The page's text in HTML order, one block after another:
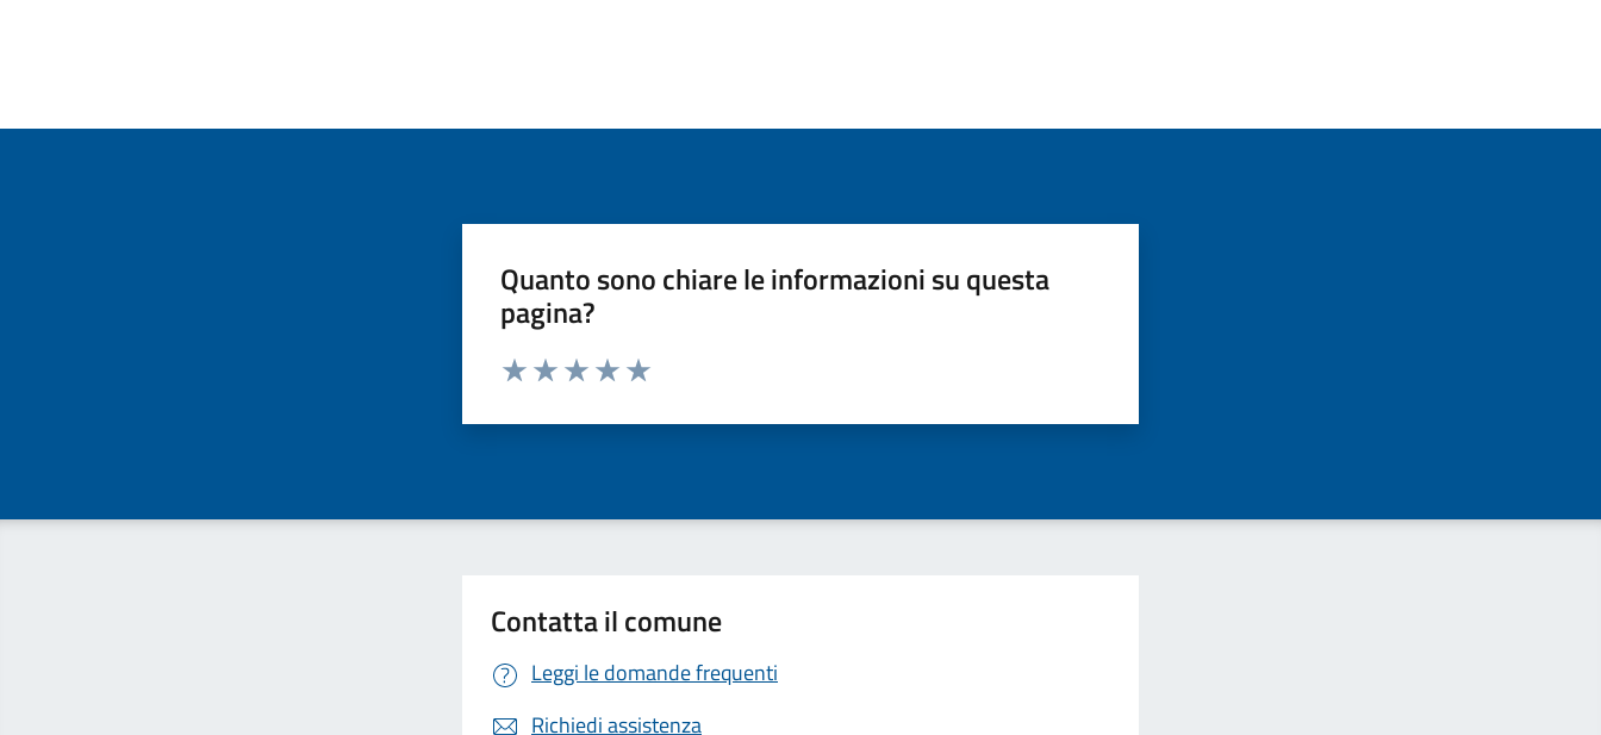
Quanto sono chiare le informazioni su questa
pagina?
Valuta da 1 a 5 stelle la pagina
Contatta il comune
Leggi le domande frequenti
Richiedi assistenza